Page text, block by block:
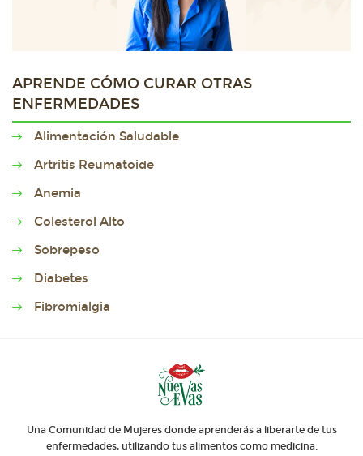
APRENDE CÓMO CURAR OTRAS
ENFERMEDADES
Alimentación Saludable
Artritis Reumatoide
Anemia
Colesterol Alto
Sobrepeso
Diabetes
Fibromialgia
Una Comunidad de Mujeres donde aprenderás a liberarte de tus
enfermedades, utilizando tus alimentos como medicina.